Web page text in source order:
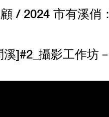
/ 2024 市有溪俏
溪]#2_攝影工作坊